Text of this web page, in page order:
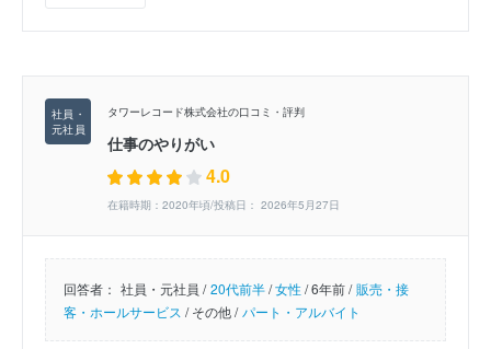
タワーレコード株式会社の口コミ・評判
仕事のやりがい
4.0
在籍時期：2020年頃/投稿日： 2026年5月27日
回答者： 社員・元社員 / 20代前半/女性/6年前 / 販売・接
客・ホールサービス /その他 / パート・アルバイト